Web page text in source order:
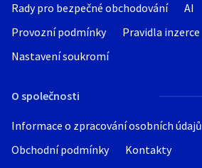
Rady pro bezpečné obchodování
AI
Provozní podmínky
Pravidla inzerce
Nastavení soukromí
O společnosti
Informace o zpracování osobních údajů
Obchodní podmínky
Kontakty